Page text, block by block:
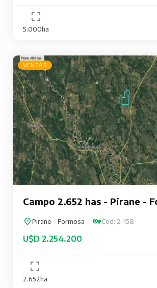
5.000ha
VENTAS
Campo 2.652 has - Pirane -
Pirane - Formosa Cod: 2-158
U$D 2.254.200
2.652ha